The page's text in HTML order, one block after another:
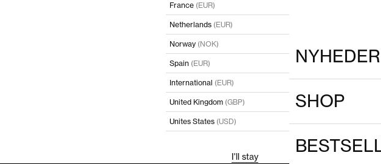
France (EUR)
Netherlands (EUR)
Norway (NOK)
Spain (EUR)
International (EUR)
United Kingdom (GBP)
Unites States (USD)
I'll stay
NYHEDER
SHOP